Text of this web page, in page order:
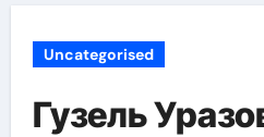
Uncategorised
Гузель